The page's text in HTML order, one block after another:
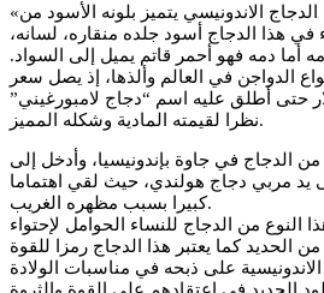
«أيام سيماني» هي سلالة من الدجاج الاندونيسي يتميز بلونه الأسود من
هذا الدجاج أسود جلده منقاره، لسانه،
أما دمه فهو أحمر قاتم يميل إلى السواد.
الدواجن في العالم وألذها، إذ يصل سعر
الواحدة 2500 دولار حتى أطلق عليه اسم “دجاج لامبورغيني”
نظرا لقيمته المادية وشكله المميز.
الدجاج في جاوة بإندونيسيا، وأدخل إلى
في عام 1998 على يد مربي دجاج هولندي، حيث لقي اهتماما
كبيرا بسبب مظهره الغريب.
النوع من الدجاج للنساء الحوامل لإحتواء
الحديد كما يعتبر هذا الدجاج رمزا للقوة
الاندونيسية على ذبحه في مناسبات الولادة